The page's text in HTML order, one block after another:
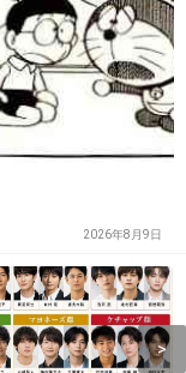
-2
い
2026年8月9日